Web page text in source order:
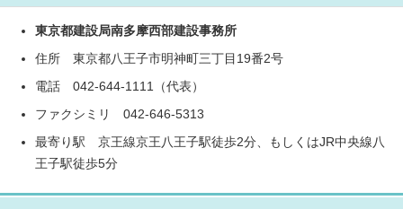
東京都建設局南多摩西部建設事務所
住所 東京都八王子市明神町三丁目19番2号
電話 042-644-1111（代表）
ファクシミリ 042-646-5313
最寄り駅 京王線京王八王子駅徒歩2分、もしくはJR中央線八
王子駅徒歩5分